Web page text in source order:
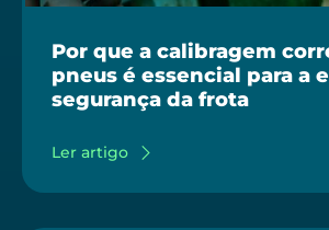
Por que a calibragem
pneus é essencial para a
segurança da frota
Ler artigo